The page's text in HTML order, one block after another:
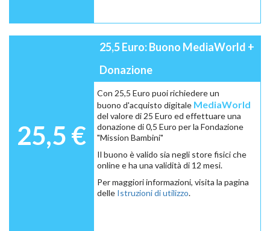
25,5 €
25,5 Euro: Buono MediaWorld +
Donazione
Con 25,5 Euro puoi richiedere un
buono d'acquisto digitale MediaWorld
del valore di 25 Euro ed effettuare una
donazione di 0,5 Euro per la Fondazione
"Mission Bambini"
Il buono è valido sia negli store fisici che
online e ha una validità di 12 mesi.
Per maggiori informazioni, visita la pagina
delle Istruzioni di utilizzo.